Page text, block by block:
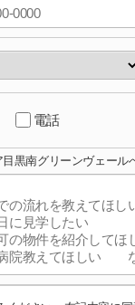
電話
目黒南グリーンヴェール